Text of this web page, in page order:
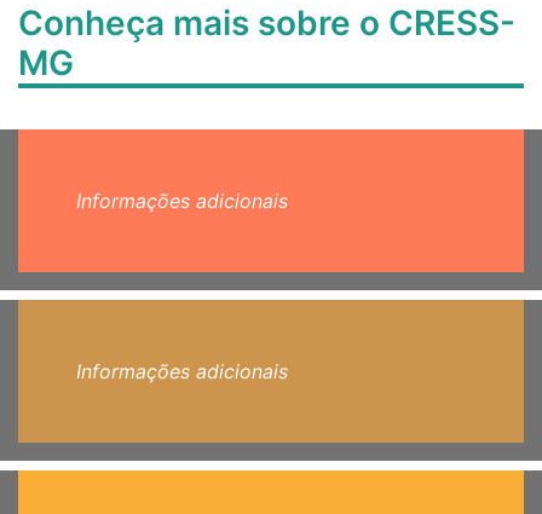
Conheça mais sobre o CRESS-
MG
Informações adicionais
Informações adicionais